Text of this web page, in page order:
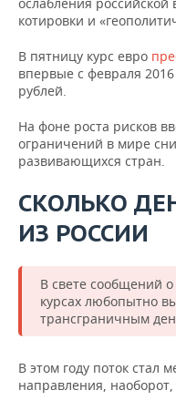
котировки и
В пятницу курс евро
впервые с февраля
рублей.
На фоне роста рисков
ограничений в мире
развивающихся стран.
СКОЛЬКО
ИЗ РОССИИ
В свете сообщений
курсах любопытно
трансграничным
В этом году поток стал
направления,